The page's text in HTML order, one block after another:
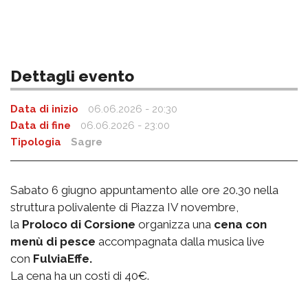
Dettagli evento
Data di inizio
06.06.2026 - 20:30
Data di fine
06.06.2026 - 23:00
Tipologia
Sagre
Sabato 6 giugno appuntamento alle ore 20.30 nella
struttura polivalente di Piazza IV novembre,
la Proloco di Corsione organizza una cena con
menù di pesce accompagnata dalla musica live
con FulviaEffe.
La cena ha un costi di 40€.